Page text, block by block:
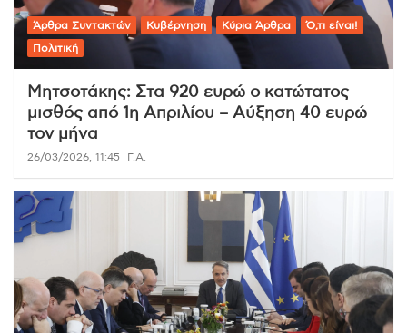
Άρθρα Συντακτών Κυβέρνηση Κύρια Άρθρα Ό,τι είναι!
Πολιτική
Μητσοτάκης: Στα 920 ευρώ ο κατώτατος
μισθός από 1η Απριλίου – Αύξηση 40 ευρώ
τον μήνα
26/03/2026, 11:45 Γ.Α.